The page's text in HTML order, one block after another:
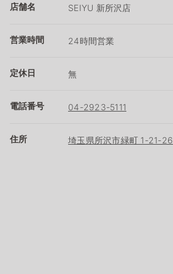
店舗名 SEIYU 新所沢店
営業時間 24時間営業
定休日 無
電話番号 04-2923-5111
住所 埼玉県所沢市緑町 1-21-26